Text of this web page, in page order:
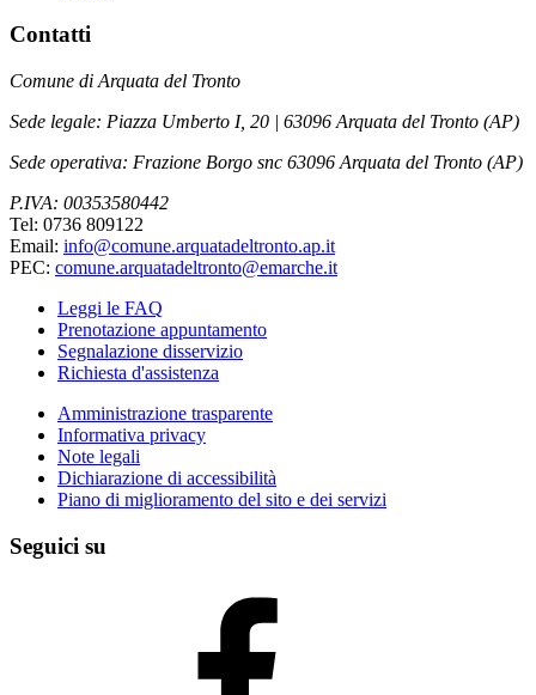
Contatti
Comune di Arquata del Tronto
Sede legale: Piazza Umberto I, 20 | 63096 Arquata del Tronto (AP)
Sede operativa: Frazione Borgo snc 63096 Arquata del Tronto (AP)
P.IVA: 00353580442
Tel: 0736 809122
Email: info@comune.arquatadeltronto.ap.it
PEC: comune.arquatadeltronto@emarche.it
Leggi le FAQ
Prenotazione appuntamento
Segnalazione disservizio
Richiesta d'assistenza
Amministrazione trasparente
Informativa privacy
Note legali
Dichiarazione di accessibilità
Piano di miglioramento del sito e dei servizi
Seguici su